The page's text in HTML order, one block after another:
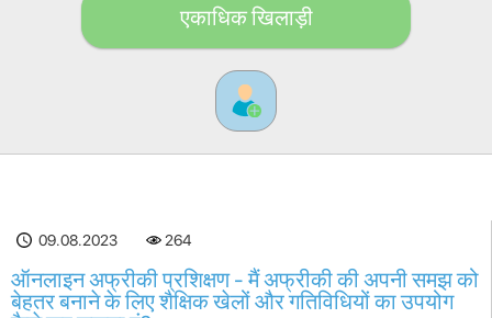
एकाधिक खिलाड़ी
09.08.2023 264
ऑनलाइन अफ्रीकी प्रशिक्षण - मैं अफ्रीकी की अपनी समझ को
बेहतर बनाने के लिए शैक्षिक खेलों और गतिविधियों का उपयोग